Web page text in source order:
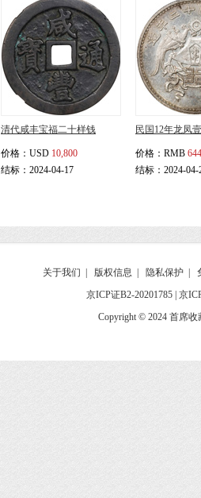
清代咸丰宝福二十样钱
价格： USD 10,800
结标：2024-04-17
民国12年龙凤
价格： RMB
结标：2024-04-
关于我们 版权信息 隐私保护
京ICP证B2-20201785 京
Copyright © 2024 首席收